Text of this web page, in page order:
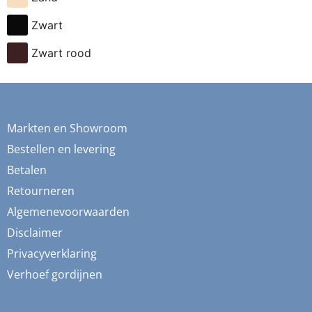
fietsen
flessen
fresia
ganzen
gemberkoekjes
geometrisch
ginko
gnome
grafisch
Zwart
Zwart rood
Markten en Showroom
Bestellen en levering
Betalen
Retourneren
Algemenevoorwaarden
Disclaimer
Privacyverklaring
Verhoef gordijnen